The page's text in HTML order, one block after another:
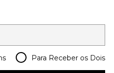
Para Receber os Dois